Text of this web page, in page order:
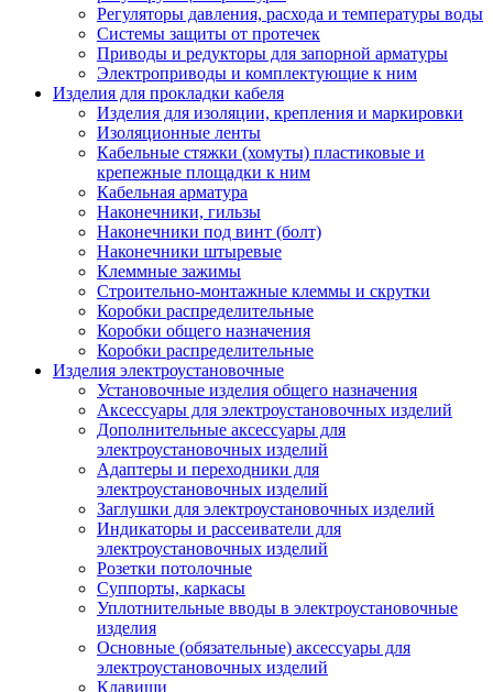
Регуляторы давления, расхода и температуры воды
Системы защиты от протечек
Приводы и редукторы для запорной арматуры
Электроприводы и комплектующие к ним
Изделия для прокладки кабеля
Изделия для изоляции, крепления и маркировки
Изоляционные ленты
Кабельные стяжки (хомуты) пластиковые и
крепежные площадки к ним
Кабельная арматура
Наконечники, гильзы
Наконечники под винт (болт)
Наконечники штыревые
Клеммные зажимы
Строительно-монтажные клеммы и скрутки
Коробки распределительные
Коробки общего назначения
Коробки распределительные
Изделия электроустановочные
Установочные изделия общего назначения
Аксессуары для электроустановочных изделий
Дополнительные аксессуары для
электроустановочных изделий
Адаптеры и переходники для
электроустановочных изделий
Заглушки для электроустановочных изделий
Индикаторы и рассеиватели для
электроустановочных изделий
Розетки потолочные
Суппорты, каркасы
Уплотнительные вводы в электроустановочные
изделия
Основные (обязательные) аксессуары для
электроустановочных изделий
Клавиши